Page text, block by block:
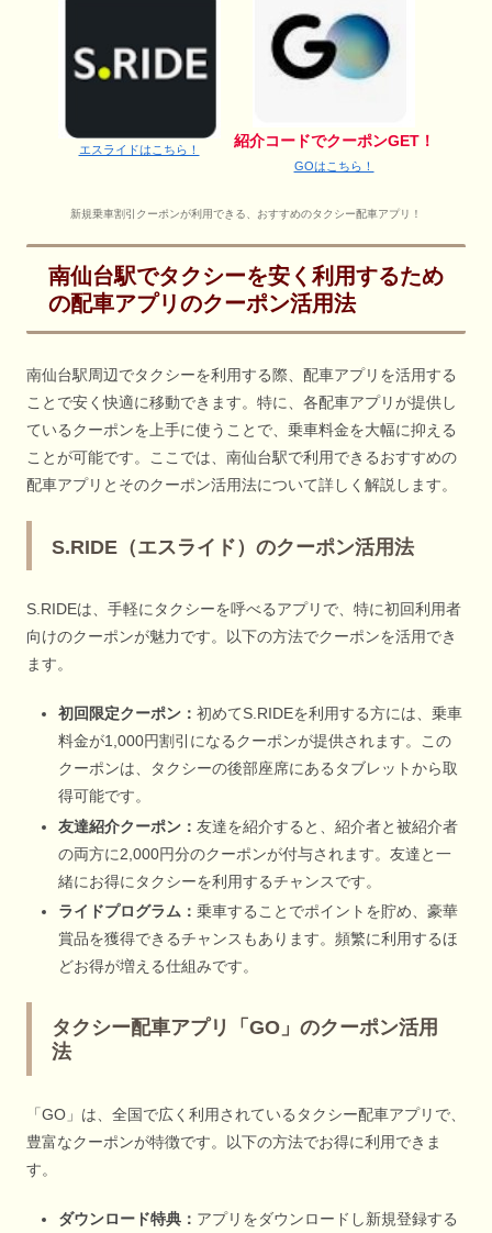
エスライドはこちら！
紹介コードでクーポンGET！
GOはこちら！
新規乗車割引クーポンが利用できる、おすすめのタクシー配車アプリ！
南仙台駅でタクシーを安く利用するため
の配車アプリのクーポン活用法
南仙台駅周辺でタクシーを利用する際、配車アプリを活用する
ことで安く快適に移動できます。特に、各配車アプリが提供し
ているクーポンを上手に使うことで、乗車料金を大幅に抑える
ことが可能です。ここでは、南仙台駅で利用できるおすすめの
配車アプリとそのクーポン活用法について詳しく解説します。
S.RIDE（エスライド）のクーポン活用法
S.RIDEは、手軽にタクシーを呼べるアプリで、特に初回利用者
向けのクーポンが魅力です。以下の方法でクーポンを活用でき
ます。
初回限定クーポン： 初めてS.RIDEを利用する方には、乗車
料金が1,000円割引になるクーポンが提供されます。この
クーポンは、タクシーの後部座席にあるタブレットから取
得可能です。
友達紹介クーポン： 友達を紹介すると、紹介者と被紹介者
の両方に2,000円分のクーポンが付与されます。友達と一
緒にお得にタクシーを利用するチャンスです。
ライドプログラム： 乗車することでポイントを貯め、豪華
賞品を獲得できるチャンスもあります。頻繁に利用するほ
どお得が増える仕組みです。
タクシー配車アプリ「GO」のクーポン活用
法
「GO」は、全国で広く利用されているタクシー配車アプリで、
豊富なクーポンが特徴です。以下の方法でお得に利用できま
す。
ダウンロード特典： アプリをダウンロードし新規登録する